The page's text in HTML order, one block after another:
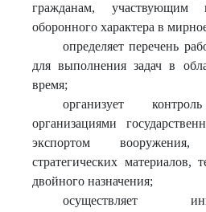
гражданам,
оборонного характера в
определяет перечень
для выполнения задач в
время;
организует
организациями
экспортом
стратегических материалов,
двойного назначения;
осуществляет